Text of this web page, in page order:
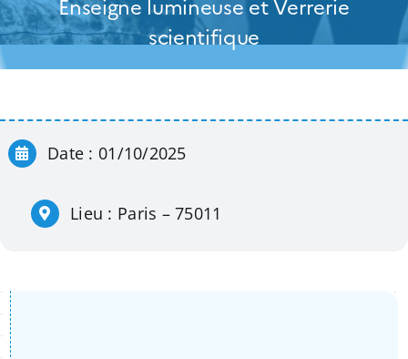
Ingénierie de Formation
Bilan de Compétences
Validation des acquis – VAE
Enseigne lumineuse et Verrerie
scientifique
Date : 01/10/2025
Lieu : Paris – 75011